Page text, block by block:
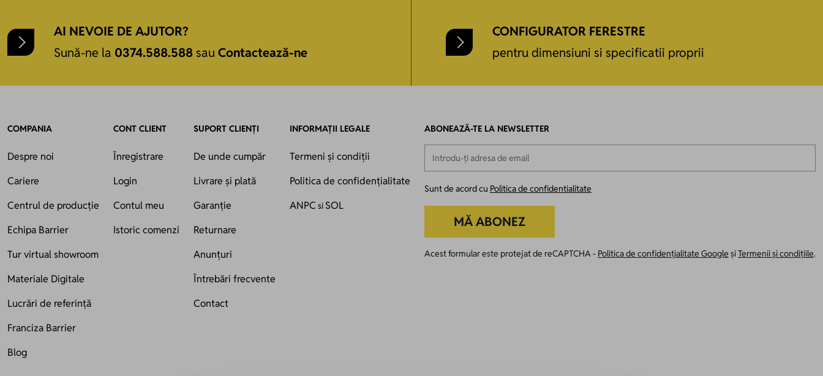
AI NEVOIE DE AJUTOR?
Sună-ne la 0374.588.588 sauContactează-ne
CONFIGURATOR FERESTRE
pentru dimensiuni si specificatii proprii
COMPANIA
Despre noi
Cariere
Centrul de producție
Echipa Barrier
Tur virtual showroom
Materiale Digitale
Lucrări de referință
Franciza Barrier
Blog
CONT CLIENT
Înregistrare
Login
Contul meu
Istoric comenzi
SUPORT CLIENȚI
De unde cumpăr
Livrare și plată
Garanție
Returnare
Anunțuri
Întrebări frecvente
Contact
INFORMAȚII LEGALE
Termeni și condiții
Politica de confidențialitate
ANPC si SOL
ABONEAZĂ-TE LA NEWSLETTER
Sunt de acord cu Politica de confidentialitate
MĂ ABONEZ
Acest formular este protejat de reCAPTCHA - Politica de confidențialitate Google șiTermenii și condițiile.